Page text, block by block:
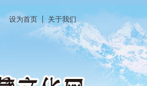
设为首页 关于我们